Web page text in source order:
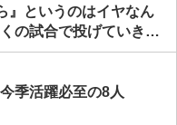
』というのはイヤなん
の試合で投げていきた
季活躍必至の8人